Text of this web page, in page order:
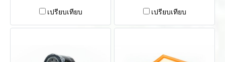
เปรียบเทียบ เปรียบเทียบ